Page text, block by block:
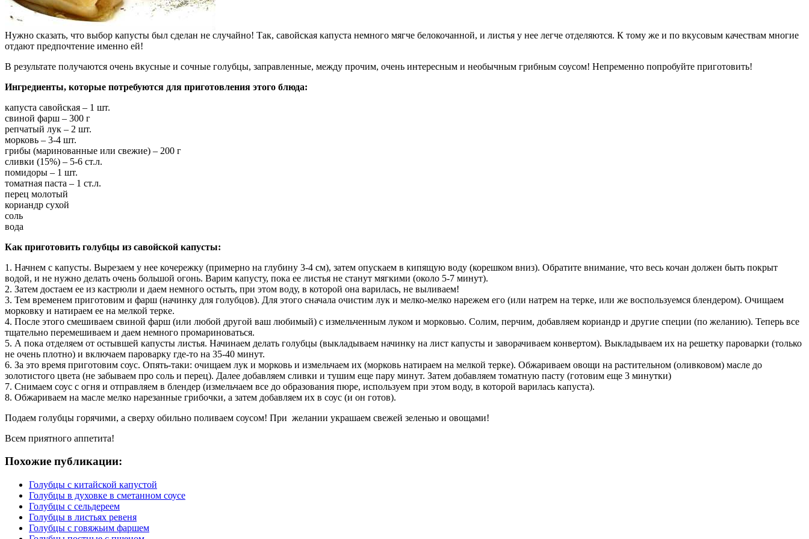
Нужно сказать, что выбор капусты был сделан не случайно! Так, савойская капуста немного мягче белокочанной, и листья у нее легче отделяются. К тому же и по вкусовым качествам многие
отдают предпочтение именно ей!
В результате получаются очень вкусные и сочные голубцы, заправленные, между прочим, очень интересным и необычным грибным соусом! Непременно попробуйте приготовить!
Ингредиенты, которые потребуются для приготовления этого блюда:
капуста савойская – 1 шт.
свиной фарш – 300 г
репчатый лук – 2 шт.
морковь – 3-4 шт.
грибы (маринованные или свежие) – 200 г
сливки (15%) – 5-6 ст.л.
помидоры – 1 шт.
томатная паста – 1 ст.л.
перец молотый
кориандр сухой
соль
вода
Как приготовить голубцы из савойской капусты:
1. Начнем с капусты. Вырезаем у нее кочережку (примерно на глубину 3-4 см), затем опускаем в кипящую воду (корешком вниз). Обратите внимание, что весь кочан должен быть покрыт
водой, и не нужно делать очень большой огонь. Варим капусту, пока ее листья не станут мягкими (около 5-7 минут).
2. Затем достаем ее из кастрюли и даем немного остыть, при этом воду, в которой она варилась, не выливаем!
3. Тем временем приготовим и фарш (начинку для голубцов). Для этого сначала очистим лук и мелко-мелко нарежем его (или натрем на терке, или же воспользуемся блендером). Очищаем
морковку и натираем ее на мелкой терке.
4. После этого смешиваем свиной фарш (или любой другой ваш любимый) с измельченным луком и морковью. Солим, перчим, добавляем кориандр и другие специи (по желанию). Теперь все
тщательно перемешиваем и даем немного промариноваться.
5. А пока отделяем от остывшей капусты листья. Начинаем делать голубцы (выкладываем начинку на лист капусты и заворачиваем конвертом). Выкладываем их на решетку пароварки (только
не очень плотно) и включаем пароварку где-то на 35-40 минут.
6. За это время приготовим соус. Опять-таки: очищаем лук и морковь и измельчаем их (морковь натираем на мелкой терке). Обжариваем овощи на растительном (оливковом) масле до
золотистого цвета (не забываем про соль и перец). Далее добавляем сливки и тушим еще пару минут. Затем добавляем томатную пасту (готовим еще 3 минутки)
7. Снимаем соус с огня и отправляем в блендер (измельчаем все до образования пюре, используем при этом воду, в которой варилась капуста).
8. Обжариваем на масле мелко нарезанные грибочки, а затем добавляем их в соус (и он готов).
Подаем голубцы горячими, а сверху обильно поливаем соусом! При желании украшаем свежей зеленью и овощами!
Всем приятного аппетита!
Похожие публикации:
Голубцы с китайской капустой
Голубцы в духовке в сметанном соусе
Голубцы с сельдереем
Голубцы в листьях ревеня
Голубцы с говяжьим фаршем